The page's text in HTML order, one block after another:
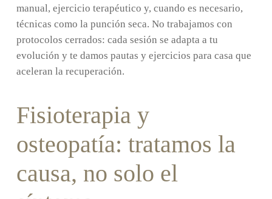
· Migrañas tensionales
· Dolor de rodilla
· Fascitis plantar
manual, ejercicio terapéutico y, cuando es necesario,
técnicas como la punción seca. No trabajamos con
protocolos cerrados: cada sesión se adapta a tu
evolución y te damos pautas y ejercicios para casa que
aceleran la recuperación.
Fisioterapia y
osteopatía: tratamos la
causa, no solo el